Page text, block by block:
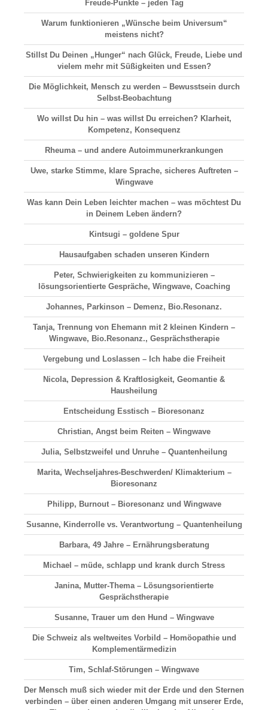
Freude-Punkte – jeden Tag
Warum funktionieren „Wünsche beim Universum“
meistens nicht?
Stillst Du Deinen „Hunger“ nach Glück, Freude, Liebe und
vielem mehr mit Süßigkeiten und Essen?
Die Möglichkeit, Mensch zu werden – Bewusstsein durch
Selbst-Beobachtung
Wo willst Du hin – was willst Du erreichen? Klarheit,
Kompetenz, Konsequenz
Rheuma – und andere Autoimmunerkrankungen
Uwe, starke Stimme, klare Sprache, sicheres Auftreten –
Wingwave
Was kann Dein Leben leichter machen – was möchtest Du
in Deinem Leben ändern?
Kintsugi – goldene Spur
Hausaufgaben schaden unseren Kindern
Peter, Schwierigkeiten zu kommunizieren –
lösungsorientierte Gespräche, Wingwave, Coaching
Johannes, Parkinson – Demenz, Bio.Resonanz.
Tanja, Trennung von Ehemann mit 2 kleinen Kindern –
Wingwave, Bio.Resonanz., Gesprächstherapie
Vergebung und Loslassen – Ich habe die Freiheit
Nicola, Depression & Kraftlosigkeit, Geomantie &
Hausheilung
Entscheidung Esstisch – Bioresonanz
Christian, Angst beim Reiten – Wingwave
Julia, Selbstzweifel und Unruhe – Quantenheilung
Marita, Wechseljahres-Beschwerden/ Klimakterium –
Bioresonanz
Philipp, Burnout – Bioresonanz und Wingwave
Susanne, Kinderrolle vs. Verantwortung – Quantenheilung
Barbara, 49 Jahre – Ernährungsberatung
Michael – müde, schlapp und krank durch Stress
Janina, Mutter-Thema – Lösungsorientierte
Gesprächstherapie
Susanne, Trauer um den Hund – Wingwave
Die Schweiz als weltweites Vorbild – Homöopathie und
Komplementärmedizin
Tim, Schlaf-Störungen – Wingwave
Der Mensch muß sich wieder mit der Erde und den Sternen
verbinden – über einen anderen Umgang mit unserer Erde,